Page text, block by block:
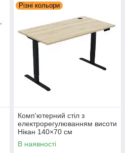
Різні кольори
Комп'ютерний стіл з
електрорегулюванням висоти
Нікан 140×70 см
одномоторний з пультом і 1
заглушкою
В наявності